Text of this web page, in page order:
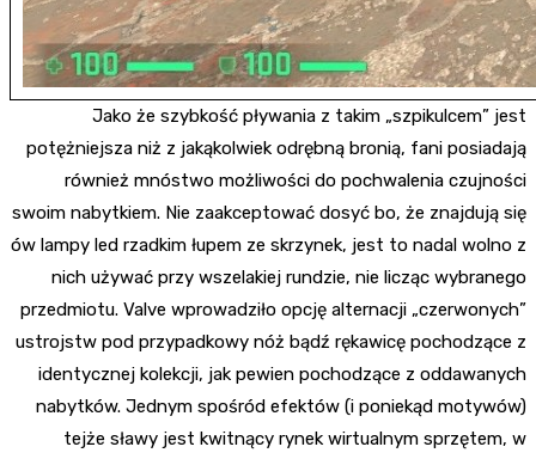
Jako że szybkość pływania z takim „szpikulcem” jest
potężniejsza niż z jakąkolwiek odrębną bronią, fani posiadają
również mnóstwo możliwości do pochwalenia czujności
swoim nabytkiem. Nie zaakceptować dosyć bo, że znajdują się
ów lampy led rzadkim łupem ze skrzynek, jest to nadal wolno z
nich używać przy wszelakiej rundzie, nie licząc wybranego
przedmiotu. Valve wprowadziło opcję alternacji „czerwonych”
ustrojstw pod przypadkowy nóż bądź rękawicę pochodzące z
identycznej kolekcji, jak pewien pochodzące z oddawanych
nabytków. Jednym spośród efektów (i poniekąd motywów)
tejże sławy jest kwitnący rynek wirtualnym sprzętem, w